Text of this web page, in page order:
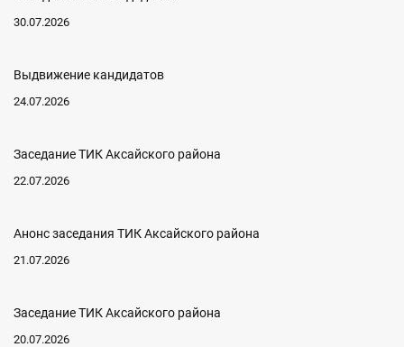
30.07.2026
Выдвижение кандидатов
24.07.2026
Заседание ТИК Аксайского района
22.07.2026
Анонс заседания ТИК Аксайского района
21.07.2026
Заседание ТИК Аксайского района
20.07.2026